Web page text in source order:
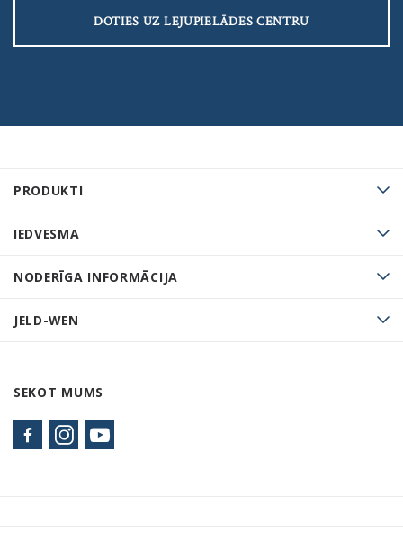
PRODUKTI
IEDVESMA
NODERĪGA INFORMĀCIJA
JELD-WEN
SEKOT MUMS
DOTIES UZ LEJUPIELĀDES CENTRU